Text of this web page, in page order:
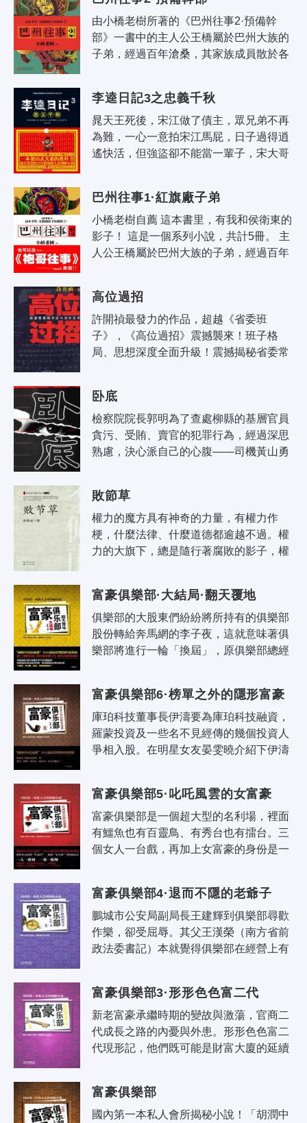
由小橋老樹所著的《巴州往事2·預備幹
部》一書中的主人公王橋屬於巴州大族的
子弟，經過百年滄桑，其家族成員散於各
李逵日記3之忠義千秋
晁天王死後，宋江做了債主，眾兄弟不再
為難，一心一意拍宋江馬屁，日子過得逍
遙快活，但強盜卻不能當一輩子，宋大哥
巴州往事1·紅旗廠子弟
小橋老樹自薦 這本書里，有我和侯衛東的
影子！ 這是一個系列小說，共計5冊。 主
人公王橋屬於巴州大族的子弟，經過百年
高位過招
許開禎最發力的作品，超越《省委班
子》，《高位過招》震撼襲來！班子格
局、思想深度全面升級！震撼揭秘省委常
幹的..
卧底
檢察院院長郭明為了查處柳縣的基層官員
貪污、受賄、賣官的犯罪行為，經過深思
熟慮，決心派自己的心腹——司機黃山勇
充..
敗節草
權力的魔方具有神奇的力量，有權力作
梗，什麼法律、什麼道德都逾越不過。權
力的大旗下，總是隨行著腐敗的影子，權
幫..
富豪俱樂部·大結局·翻天覆地
俱樂部的大股東們紛紛將所持有的俱樂部
股份轉給奔馬網的李子夜，這就意味著俱
樂部將進行一輪「換屆」，原俱樂部總經
富豪俱樂部6·榜單之外的隱形富豪
庫珀科技董事長伊濤要為庫珀科技融資，
羅蒙投資及一些名不見經傳的幾個投資人
爭相入股。在明星女友晏雯曉介紹下伊濤
肯..
富豪俱樂部5·叱吒風雲的女富豪
富豪俱樂部是一個超大型的名利場，裡面
有鱷魚也有百靈鳥、有秀台也有擂台。三
個女人一台戲，再加上女富豪的身份是一
富豪俱樂部4·退而不隱的老爺子
鵬城市公安局副局長王建輝到俱樂部尋歡
作樂，卻受屈辱。其父王漢榮（南方省前
政法委書記）本就覺得俱樂部在經營上有
富豪俱樂部3·形形色色富二代
新老富豪承繼時期的變故與激蕩，官商二
代成長之路的內憂與外患。形形色色富二
代現形記，他們既可能是財富大廈的延續
富豪俱樂部
國內第一本私人會所揭秘小說！「胡潤中